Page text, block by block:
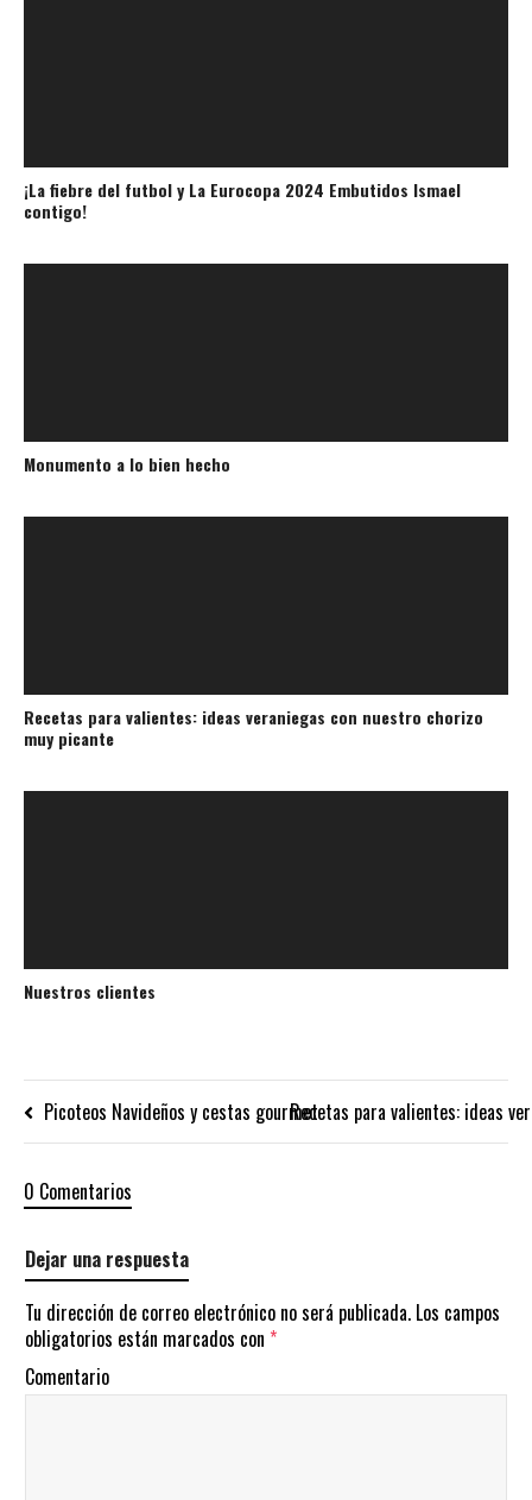
¡La fiebre del futbol y La Eurocopa 2024 Embutidos Ismael
contigo!
Monumento a lo bien hecho
Recetas para valientes: ideas veraniegas con nuestro chorizo
muy picante
Nuestros clientes
Picoteos Navideños y cestas gourmetRecetas para valientes: ideas
0 Comentarios
Dejar una respuesta
Tu dirección de correo electrónico no será publicada. Los campos
obligatorios están marcados con *
Comentario